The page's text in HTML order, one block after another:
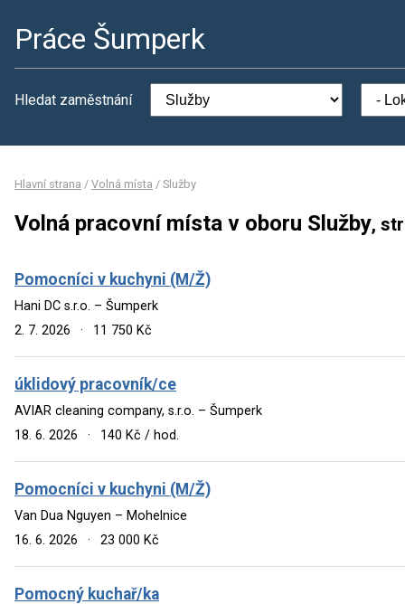
Práce Šumperk
Hledat zaměstnání
Hlavní strana / Volná místa / Služby
Volná pracovní místa v oboru Služby,
Pomocníci v kuchyni (M/Ž)
Hani DC s.r.o. – Šumperk
2. 7. 2026
· 11 750 Kč
úklidový pracovník/ce
AVIAR cleaning company, s.r.o. – Šumperk
18. 6. 2026
· 140 Kč / hod.
Pomocníci v kuchyni (M/Ž)
Van Dua Nguyen – Mohelnice
16. 6. 2026
· 23 000 Kč
Pomocný kuchař/ka